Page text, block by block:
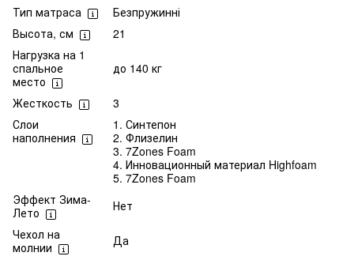
Тип матраса
Безпружинні
Высота, см
21
Нагрузка на 1
спальное
место
до 140 кг
Жесткость
3
Слои
наполнения
1. Синтепон
2. Флизелин
3. 7Zones Foam
4. Инновационный материал Highfoam
5. 7Zones Foam
Эффект Зима-
Лето
Нет
Чехол на
молнии
Да